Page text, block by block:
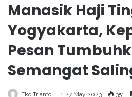
Manasik Haji
Yogyakarta,
Pesan
Semangat
Eko Trianto 27 May 2023 351